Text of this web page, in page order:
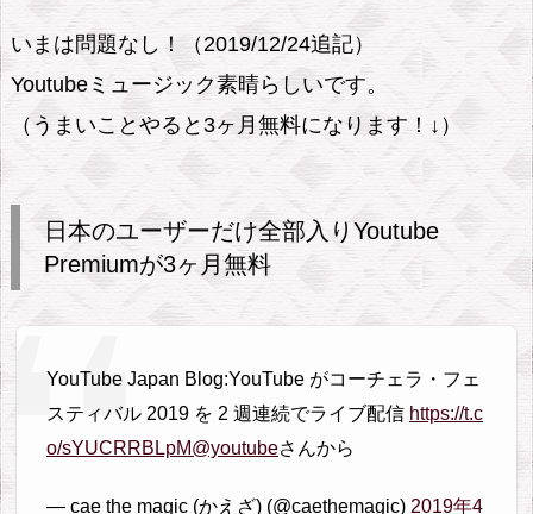
いまは問題なし！（2019/12/24追記）
Youtubeミュージック素晴らしいです。
（うまいことやると3ヶ月無料になります！↓）
日本のユーザーだけ全部入りYoutube
Premiumが3ヶ月無料
YouTube Japan Blog:YouTube がコーチェラ・フェ
スティバル 2019 を 2 週連続でライブ配信 https://t.c
o/sYUCRRBLpM@youtubeさんから
— cae the magic (かえざ) (@caethemagic) 2019年4